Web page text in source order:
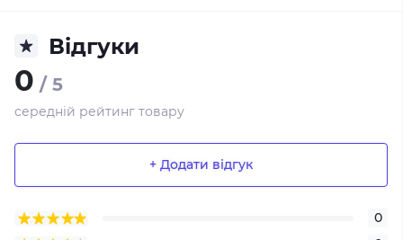
Відгуки
0 / 5
середній рейтинг товару
+ Додати відгук
0